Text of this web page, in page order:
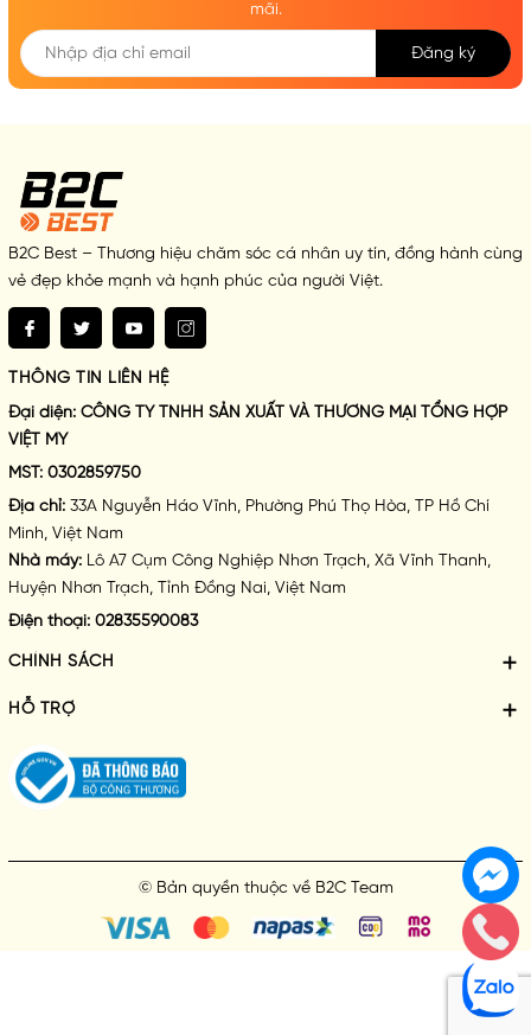
mãi.
Đăng ký
B2C Best – Thương hiệu chăm sóc cá nhân uy tín, đồng hành cùng
vẻ đẹp khỏe mạnh và hạnh phúc của người Việt.
THÔNG TIN LIÊN HỆ
Đại diện: CÔNG TY TNHH SẢN XUẤT VÀ THƯƠNG MẠI TỔNG HỢP
VIỆT MY
MST: 0302859750
Địa chỉ: 33A Nguyễn Háo Vĩnh, Phường Phú Thọ Hòa, TP Hồ Chí
Minh, Việt Nam
Nhà máy: Lô A7 Cụm Công Nghiệp Nhơn Trạch, Xã Vĩnh Thanh,
Huyện Nhơn Trạch, Tỉnh Đồng Nai, Việt Nam
Điện thoại: 02835590083
CHÍNH SÁCH
HỖ TRỢ
© Bản quyền thuộc về B2C Team